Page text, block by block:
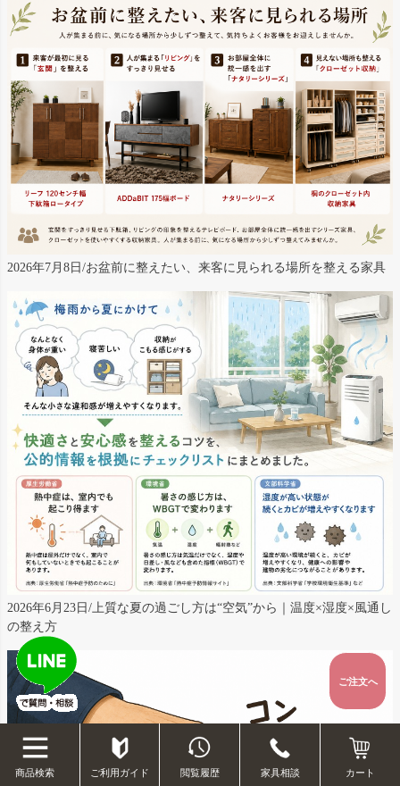
2026年7月8日/お盆前に整えたい、来客に見られる場所を整える家具
2026年6月23日/上質な夏の過ごし方は“空気”から｜温度×湿度×風通し
の整え方
商品検索 ご利用ガイド 閲覧履歴 家具相談 カート
ご注文へ